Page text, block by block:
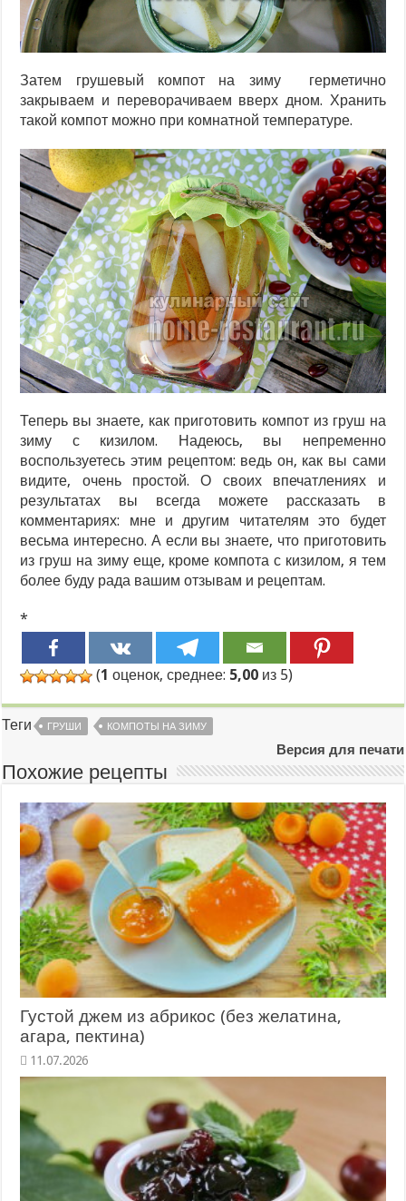
Затем грушевый компот на зиму герметично
закрываем и переворачиваем вверх дном. Хранить
такой компот можно при комнатной температуре.
Теперь вы знаете, как приготовить компот из груш на
зиму с кизилом. Надеюсь, вы непременно
воспользуетесь этим рецептом: ведь он, как вы сами
видите, очень простой. О своих впечатлениях и
результатах вы всегда можете рассказать в
комментариях: мне и другим читателям это будет
весьма интересно. А если вы знаете, что приготовить
из груш на зиму еще, кроме компота с кизилом, я тем
более буду рада вашим отзывам и рецептам.
*
(1 оценок, среднее: 5,00 из 5)
Теги ГРУШИ КОМПОТЫ НА ЗИМУ
Версия для печати
Похожие рецепты
Густой джем из абрикос (без желатина,
агара, пектина)
11.07.2026